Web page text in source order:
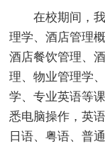
在校期间，
理学、酒店管理
酒店餐饮管理、
理、物业管理学
学、专业英语等
悉电脑操作，英
日语、粤语、普